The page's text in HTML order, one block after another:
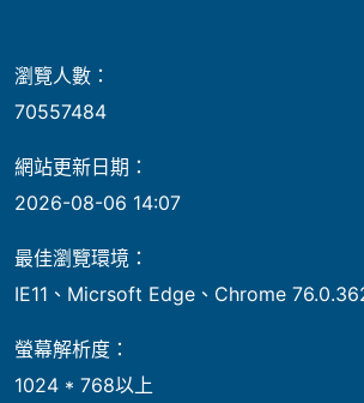
瀏覽人數：
70557484
網站更新日期：
2026-08-06 14:07
最佳瀏覽環境：
IE11、Micrsoft Edge、Chrome
螢幕解析度：
1024 * 768以上